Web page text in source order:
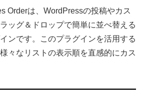
Orderは、WordPressの投稿やカス
ッグ＆ドロップで簡単に並べ替える
ンです。このプラグインを活用する
々なリストの表示順を直感的にカス